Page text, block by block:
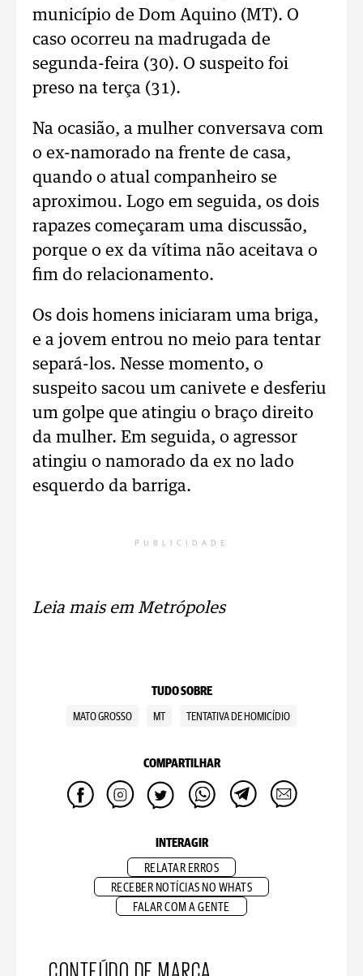
município de Dom Aquino (MT). O
caso ocorreu na madrugada de
segunda-feira (30). O suspeito foi
preso na terça (31).
Na ocasião, a mulher conversava com
o ex-namorado na frente de casa,
quando o atual companheiro se
aproximou. Logo em seguida, os dois
rapazes começaram uma discussão,
porque o ex da vítima não aceitava o
fim do relacionamento.
Os dois homens iniciaram uma briga,
e a jovem entrou no meio para tentar
separá-los. Nesse momento, o
suspeito sacou um canivete e desferiu
um golpe que atingiu o braço direito
da mulher. Em seguida, o agressor
atingiu o namorado da ex no lado
esquerdo da barriga.
PUBLICIDADE
Leia mais em Metrópoles
TUDO SOBRE
MATO GROSSO MT TENTATIVA DE HOMICÍDIO
COMPARTILHAR
INTERAGIR
RELATAR ERROS
RECEBER NOTÍCIAS NO WHATS
FALAR COM A GENTE
CONTEÚDO DE MARCA